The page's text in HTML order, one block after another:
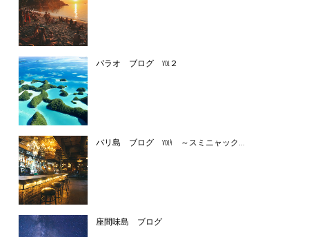
パラオ ブログ vol２
バリ島 ブログ vol4 ～スミニャック...
座間味島 ブログ